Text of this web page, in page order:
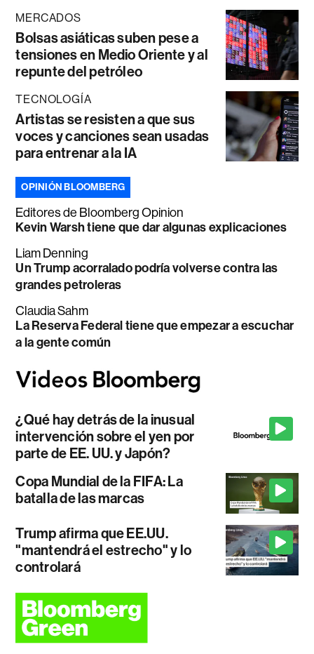
MERCADOS
Bolsas asiáticas suben pese a
tensiones en Medio Oriente y al
repunte del petróleo
TECNOLOGÍA
Artistas se resisten a que sus
voces y canciones sean usadas
para entrenar a la IA
OPINIÓN BLOOMBERG
Editores de Bloomberg Opinion
Kevin Warsh tiene que dar algunas explicaciones
Liam Denning
Un Trump acorralado podría volverse contra las
grandes petroleras
Claudia Sahm
La Reserva Federal tiene que empezar a escuchar
a la gente común
¿Qué hay detrás de la inusual
intervención sobre el yen por
parte de EE. UU. y Japón?
Copa Mundial de la FIFA: La
batalla de las marcas
Trump afirma que EE.UU.
"mantendrá el estrecho" y lo
controlará